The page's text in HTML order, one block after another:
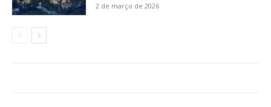
2 de março de 2026